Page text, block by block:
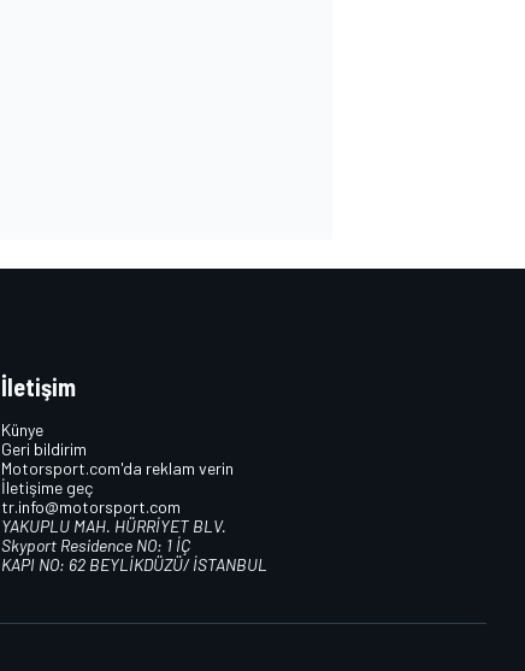
İletişim
Künye
Geri bildirim
Motorsport.com'da reklam verin
İletişime geç
tr.info@motorsport.com
YAKUPLU MAH. HÜRRİYET BLV.
Skyport Residence NO: 1 İÇ
KAPI NO: 62 BEYLİKDÜZÜ/ İSTANBUL